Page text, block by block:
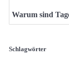
Warum sind
Schlagwörter